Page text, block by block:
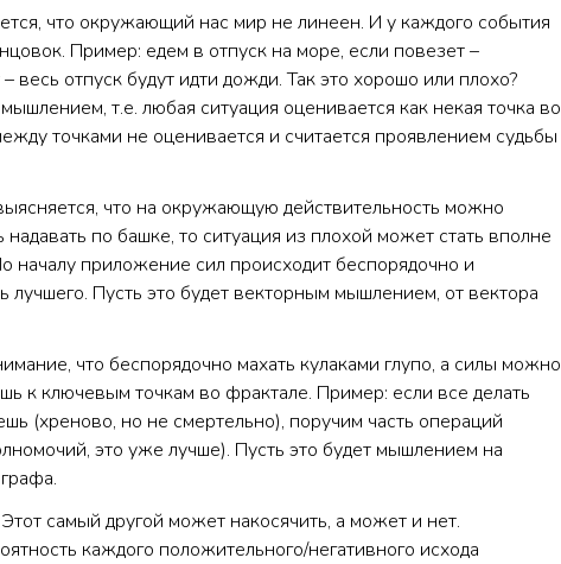
что окружающий нас мир не линеен. И у каждого события
Пример: едем в отпуск на море, если повезет –
весь отпуск будут идти дожди. Так это хорошо или плохо?
т.е. любая ситуация оценивается как некая точка во
точками не оценивается и считается проявлением судьбы
что на окружающую действительность можно
по башке, то ситуация из плохой может стать вполне
началу приложение сил происходит беспорядочно и
лучшего. Пусть это будет векторным мышлением, от вектора
что беспорядочно махать кулаками глупо, а силы можно
к ключевым точкам во фрактале. Пример: если все делать
(хреново, но не смертельно), поручим часть операций
это уже лучше). Пусть это будет мышлением на
самый другой может накосячить, а может и нет.
каждого положительного/негативного исхода